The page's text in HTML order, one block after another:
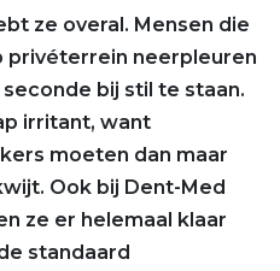
ze overal. Mensen die
privéterrein neerpleuren
bij stil te staan.
irritant, want
moeten dan maar
Ook bij Dent-Med
ze er helemaal klaar
standaard